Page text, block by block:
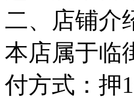
二、店铺介
本店属于临
付方式：押